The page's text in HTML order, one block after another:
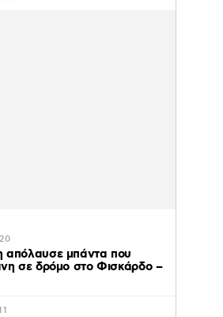
απόλαυσε μπάντα που
σε δρόμο στο Φισκάρδο –